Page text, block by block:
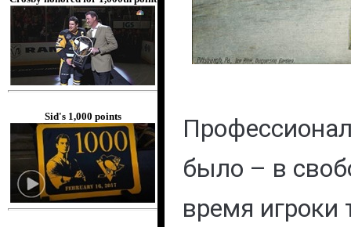
Sid's 1,000 points
было – в
время игроки